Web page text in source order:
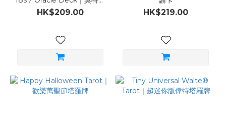
母嘉年華1897神諭卡
HK$209.00 HK$219.00